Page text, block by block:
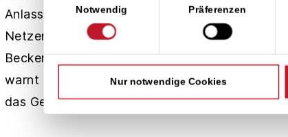
Notwendig
Präferenzen
Nur notwendige Cookies
Anlass ist ein im Januar veröffentlichtes
Netzentgeltbefreiung für Batteriespeicher
Becker, Sprecher der Geschäftsführung der
warnt eindringlich vor gravierenden Folgen
das Gelingen der Energiewende.